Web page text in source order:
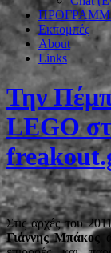
Εκπομπές
About
Links
Την
LEGO
Στις αρχές του
Γιάννης Μπάκος